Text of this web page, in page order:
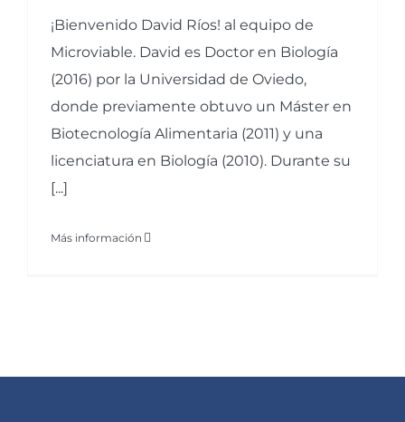
¡Bienvenido David Ríos! al equipo de
Microviable. David es Doctor en Biología
(2016) por la Universidad de Oviedo,
donde previamente obtuvo un Máster en
Biotecnología Alimentaria (2011) y una
licenciatura en Biología (2010). Durante su
[...]
Más información